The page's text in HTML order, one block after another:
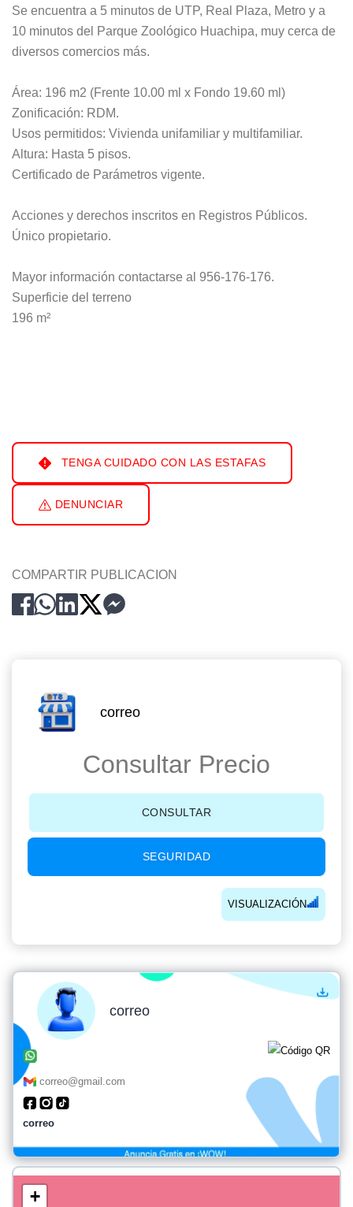
Se encuentra a 5 minutos de UTP, Real Plaza, Metro y a
10 minutos del Parque Zoológico Huachipa, muy cerca de
diversos comercios más.
Área: 196 m2 (Frente 10.00 ml x Fondo 19.60 ml)
Zonificación: RDM.
Usos permitidos: Vivienda unifamiliar y multifamiliar.
Altura: Hasta 5 pisos.
Certificado de Parámetros vigente.
Acciones y derechos inscritos en Registros Públicos.
Único propietario.
Mayor información contactarse al 956-176-176.
Superficie del terreno
196 m²
TENGA CUIDADO CON LAS ESTAFAS
DENUNCIAR
COMPARTIR PUBLICACION
correo
Consultar Precio
CONSULTAR
SEGURIDAD
VISUALIZACIÓN
correo
correo@gmail.com
correo
+